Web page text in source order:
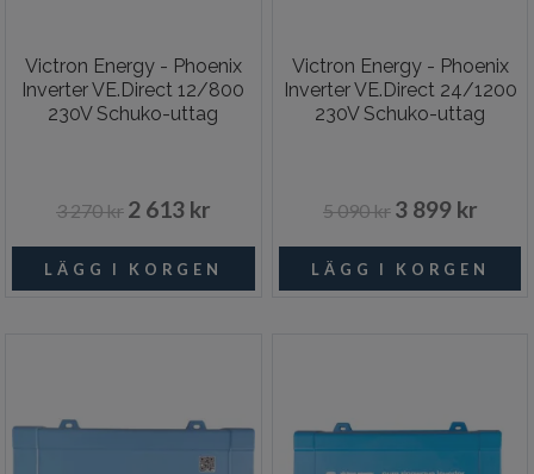
Victron Energy - Phoenix
Inverter VE.Direct 12/800
230V Schuko-uttag
3 270 kr 2 613 kr
Victron Energy - Phoenix
Inverter VE.Direct 24/1200
230V Schuko-uttag
5 090 kr 3 899 kr